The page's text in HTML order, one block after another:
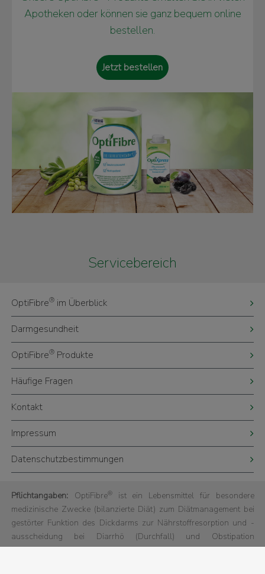
Apotheken oder können sie ganz bequem online
bestellen.
Jetzt bestellen
Servicebereich
OptiFibre®im Überblick
Darmgesundheit
OptiFibre®Produkte
Häufige Fragen
Kontakt
Impressum
Datenschutzbestimmungen
Pflichtangaben: OptiFibre®ist ein Lebensmittel für besondere
medizinische Zwecke (bilanzierte Diät) zum Diätmanagement bei
gestörter Funktion des Dickdarms zur Nährstoffresorption und -
ausscheidung bei Diarrhö (Durchfall) und Obstipation
(Verstopfung).